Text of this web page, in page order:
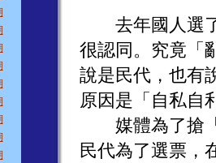
去年國人選了
很認同。究竟「
說是民代，也有
原因是「自私自
媒體為了搶「
民代為了選票，